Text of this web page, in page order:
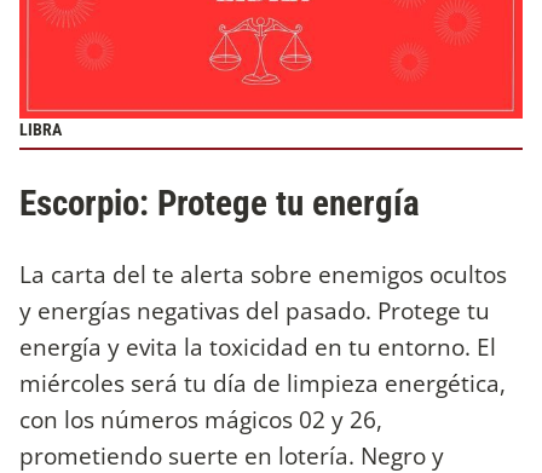
LIBRA
Escorpio: Protege tu energía
La carta del te alerta sobre enemigos ocultos
y energías negativas del pasado. Protege tu
energía y evita la toxicidad en tu entorno. El
miércoles será tu día de limpieza energética,
con los números mágicos 02 y 26,
prometiendo suerte en lotería. Negro y